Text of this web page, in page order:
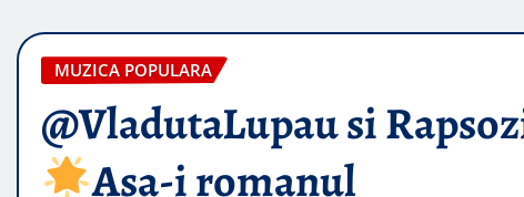
MUZICA POPULARA
​@VladutaLupau si
Asa-i romanul